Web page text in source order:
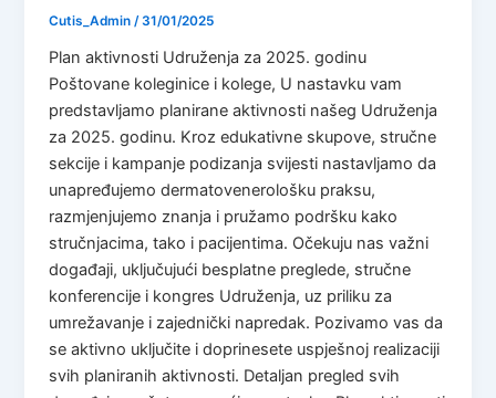
Cutis_Admin/31/01/2025
Plan aktivnosti Udruženja za 2025. godinu
Poštovane koleginice i kolege, U nastavku vam
predstavljamo planirane aktivnosti našeg Udruženja
za 2025. godinu. Kroz edukativne skupove, stručne
sekcije i kampanje podizanja svijesti nastavljamo da
unapređujemo dermatovenerološku praksu,
razmjenjujemo znanja i pružamo podršku kako
stručnjacima, tako i pacijentima. Očekuju nas važni
događaji, uključujući besplatne preglede, stručne
konferencije i kongres Udruženja, uz priliku za
umrežavanje i zajednički napredak. Pozivamo vas da
se aktivno uključite i doprinesete uspješnoj realizaciji
svih planiranih aktivnosti. Detaljan pregled svih